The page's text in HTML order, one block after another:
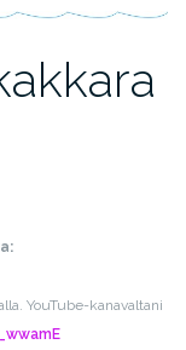
YouTube-kanavaltani